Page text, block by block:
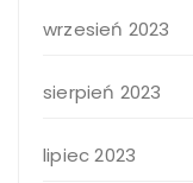
wrzesień 2023
sierpień 2023
lipiec 2023